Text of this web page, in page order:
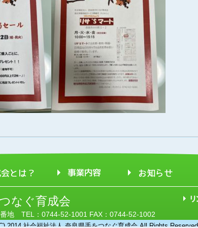
なぐ育成会
地 TEL：0744-52-1001 FAX：0744-52-1002
2014 社会福祉法人 奈良県手をつなぐ育成会 All Rights